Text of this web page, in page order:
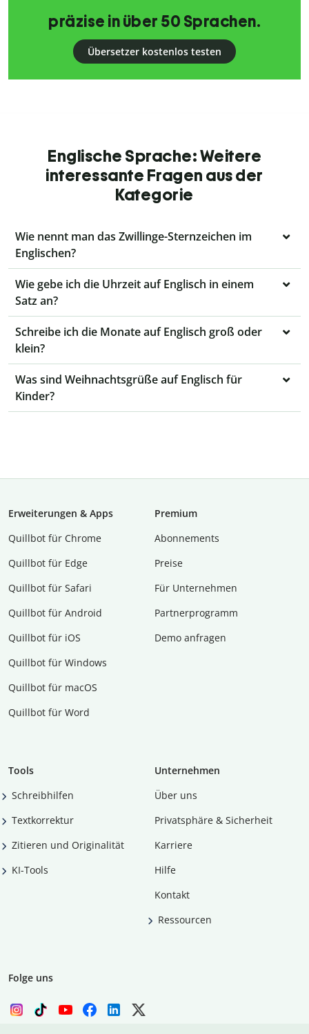
präzise in über 50 Sprachen.
Übersetzer kostenlos testen
Englische Sprache: Weitere
interessante Fragen aus der
Kategorie
Wie nennt man das Zwillinge-Sternzeichen im
Englischen?
Wie gebe ich die Uhrzeit auf Englisch in einem
Satz an?
Schreibe ich die Monate auf Englisch groß oder
klein?
Was sind Weihnachtsgrüße auf Englisch für
Kinder?
Erweiterungen & Apps
Quillbot für Chrome
Quillbot für Edge
Quillbot für Safari
Quillbot für Android
Quillbot für iOS
Quillbot für Windows
Quillbot für macOS
Quillbot für Word
Premium
Abon­ne­ments
Preise
Für Unternehmen
Partnerprogramm
Demo anfragen
Tools
Schreibhilfen
Textkorrektur
Zitieren und Originalität
KI-Tools
Unternehmen
Über uns
Privatsphäre & Sicherheit
Karriere
Hilfe
Kontakt
Ressourcen
Folge uns